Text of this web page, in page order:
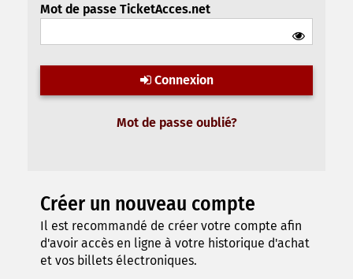
Mot de passe TicketAcces.net
Connexion
Mot de passe oublié?
Créer un nouveau compte
Il est recommandé de créer votre compte afin
d'avoir accès en ligne à votre historique d'achat
et vos billets électroniques.